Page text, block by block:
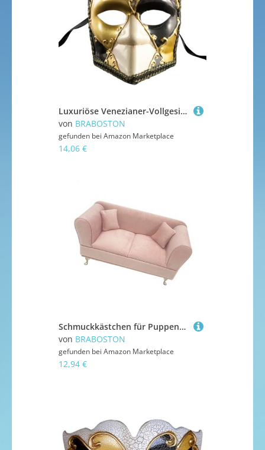
Luxuriöse Venezianer-Vollgesichtsabdeckung für Herren, Kontrastfarbe, Karnevals-Augenmaske mit Band, für Maskerade, Abschlussball, Vintage-Designs
von BRABOSTON
gefunden bei Amazon Marketplace
14,06 €
Schmuckkästchen für Puppenhäuser im Maßstab 1/6, Sofa-Modell, für Dekoration und Spielszenen
von BRABOSTON
gefunden bei Amazon Marketplace
12,94 €